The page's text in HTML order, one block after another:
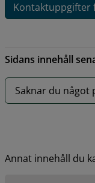
Kontaktuppgifter
Sidans innehåll
Saknar du något
Annat innehåll du